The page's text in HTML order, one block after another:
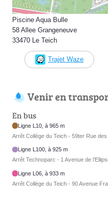
Piscine Aqua Bulle
58 Allee Grangeneuve
33470 Le Teich
Trajet Waze
Venir en
En bus
Ligne L10, à 965 m
Arrêt Collège du Teich - 59ter Rue des
Ligne L100, à 925 m
Arrêt Technoparc - 1 Avenue de
Ligne L06, à 933 m
Arrêt Collège du Teich - 90 Avenue